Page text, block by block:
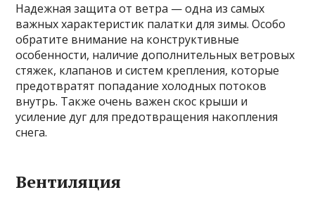
Надежная защита от ветра — одна из самых
важных характеристик палатки для зимы. Особо
обратите внимание на конструктивные
особенности, наличие дополнительных ветровых
стяжек, клапанов и систем крепления, которые
предотвратят попадание холодных потоков
внутрь. Также очень важен скос крыши и
усиление дуг для предотвращения накопления
снега.
Вентиляция